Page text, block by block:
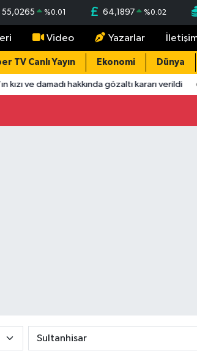
55,0265 %0.01 64,1897 %0.02
Video Yazarlar
TV Canlı Yayın Ekonomi Dünya
ve damadı hakkında gözaltı kararı verildi